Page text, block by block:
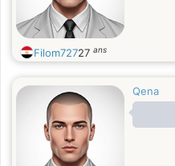
Filom72727 ans
Qena